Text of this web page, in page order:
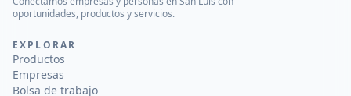
oportunidades, productos y servicios.
EXPLORAR
Productos
Empresas
Bolsa de trabajo